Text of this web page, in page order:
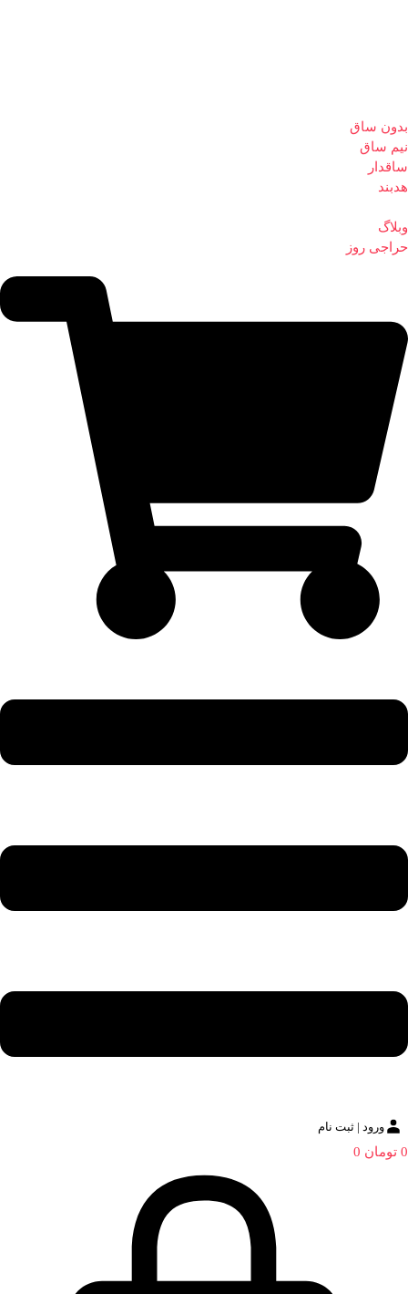
بدون ساق
نیم ساق
ساقدار
هدبند
وبلاگ
حراجی روز
ورود | ثبت نام
0 تومان 0